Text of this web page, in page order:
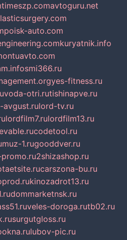
timeszp.comavtoguru.net
poisk-auto.com
kuryatnik.info
smi366.ru
yes-fitness.ru
voda-otri.rutishinapve.ru
avgust.rulord-tv.ru
lordfilm7.rulordfilm13.ru
codetool.ru
muz-1.rugooddver.ru
2shizashop.ru
carszona-bu.ru
kinozadrot13.ru
dommarketnsk.ru
veles-doroga.rutb02.ru
surgutgloss.ru
lubov-pic.ru